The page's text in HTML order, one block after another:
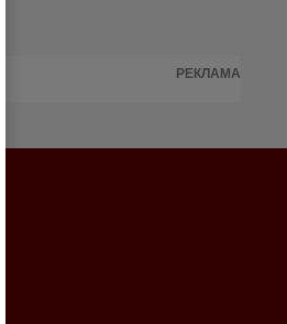
РЕКЛАМА